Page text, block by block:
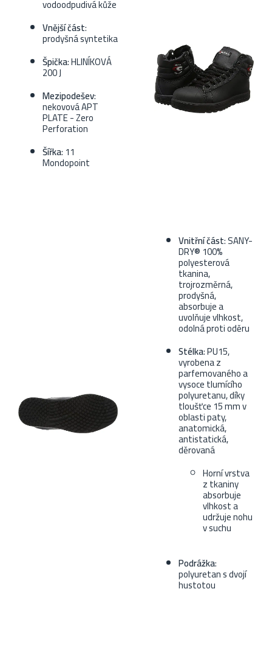
vodoodpudivá kůže
Vnější část:
prodyšná syntetika
Špička: HLINÍKOVÁ
200 J
Mezipodešev:
nekovová APT
PLATE - Zero
Perforation
Šířka: 11
Mondopoint
Vnitřní část: SANY-
DRY® 100%
polyesterová
tkanina,
trojrozměrná,
prodyšná,
absorbuje a
uvolňuje vlhkost,
odolná proti oděru
Stélka: PU15,
vyrobena z
parfemovaného a
vysoce tlumícího
polyuretanu, díky
tloušťce 15 mm v
oblasti paty,
anatomická,
antistatická,
děrovaná
Horní vrstva
z tkaniny
absorbuje
vlhkost a
udržuje nohu
v suchu
Podrážka:
polyuretan s dvojí
hustotou